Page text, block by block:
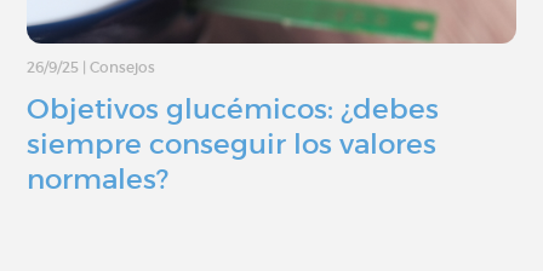
26/9/25 Consejos
Objetivos glucémicos: ¿debes
siempre conseguir los valores
normales?